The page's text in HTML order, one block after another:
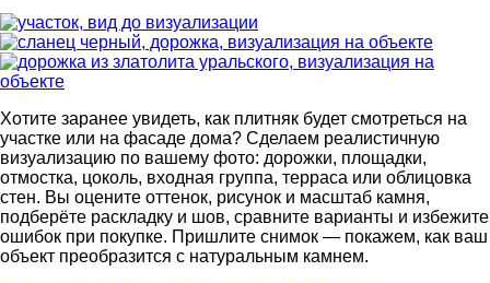
Хотите заранее увидеть, как плитняк будет смотреться на
участке или на фасаде дома? Сделаем реалистичную
визуализацию по вашему фото: дорожки, площадки,
отмостка, цоколь, входная группа, терраса или облицовка
стен. Вы оцените оттенок, рисунок и масштаб камня,
подберёте раскладку и шов, сравните варианты и избежите
ошибок при покупке. Пришлите снимок — покажем, как ваш
объект преобразится с натуральным камнем.